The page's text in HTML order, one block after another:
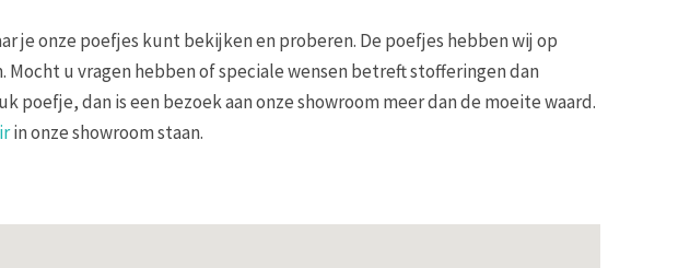
je onze poefjes kunt bekijken en proberen. De poefjes hebben wij op
u vragen hebben of speciale wensen betreft stofferingen dan
poefje, dan is een bezoek aan onze showroom meer dan de moeite waard.
in onze showroom staan.